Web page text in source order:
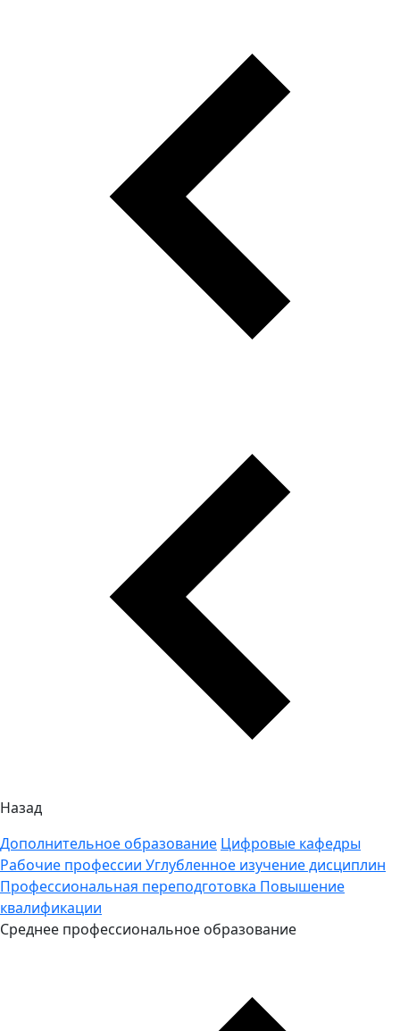
Назад
Дополнительное образование Цифровые кафедры
Рабочие профессии Углубленное изучение дисциплин
Профессиональная переподготовка Повышение
квалификации
Среднее профессиональное образование